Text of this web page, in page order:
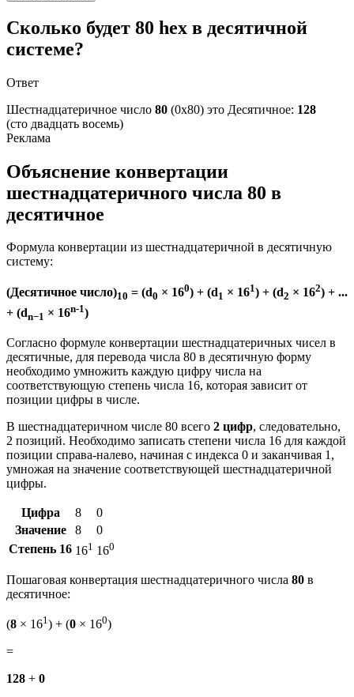
Сколько будет 80 hex в десятичной
системе?
Ответ
Шестнадцатеричное число 80 (0x80) это Десятичное: 128
(сто двадцать восемь)
Объяснение конвертации
шестнадцатеричного числа 80 в
десятичное
Формула конвертации из шестнадцатеричной в десятичную
систему:
(Десятичное число)10 = (d0 × 160) + (d1 × 161) + (d2 × 162) + ...
+ (dn−1 × 16n-1)
Согласно формуле конвертации шестнадцатеричных чисел в
десятичные, для перевода числа 80 в десятичную форму
необходимо умножить каждую цифру числа на
соответствующую степень числа 16, которая зависит от
позиции цифры в числе.
В шестнадцатеричном числе 80 всего 2 цифр, следовательно,
2 позиций. Необходимо записать степени числа 16 для каждой
позиции справа-налево, начиная с индекса 0 и заканчивая 1,
умножая на значение соответствующей шестнадцатеричной
цифры.
Цифра 8
0
Значение
8
0
Степень 16 161 160
Пошаговая конвертация шестнадцатеричного числа 80 в
десятичное:
(8 × 161) + (0 × 160)
=
128 + 0